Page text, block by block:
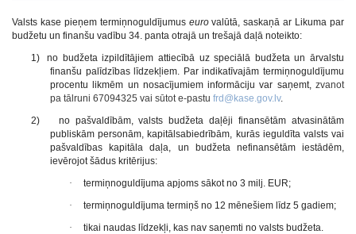
Valsts kase pieņem termiņnoguldījumus eurovalūtā, saskaņā ar Likuma par
budžetu un finanšu vadību 34. panta otrajā un trešajā daļā noteikto:
1)
no budžeta izpildītājiem attiecībā uz speciālā budžeta un ārvalstu
finanšu palīdzības līdzekļiem. Par indikatīvajām termiņnoguldījumu
procentu likmēm un nosacījumiem informāciju var saņemt, zvanot
pa tālruni 67094325 vai sūtot e-pastu frd@kase.gov.lv.
2)
no pašvaldībām, valsts budžeta daļēji finansētām atvasinātām
publiskām personām, kapitālsabiedrībām, kurās ieguldīta valsts vai
pašvaldības kapitāla daļa, un budžeta nefinansētām iestādēm,
ievērojot šādus kritērijus:
·
termiņnoguldījuma apjoms sākot no 3 milj. EUR;
·
termiņnoguldījuma termiņš no 12 mēnešiem līdz 5 gadiem;
·
tikai naudas līdzekļi, kas nav saņemti no valsts budžeta.